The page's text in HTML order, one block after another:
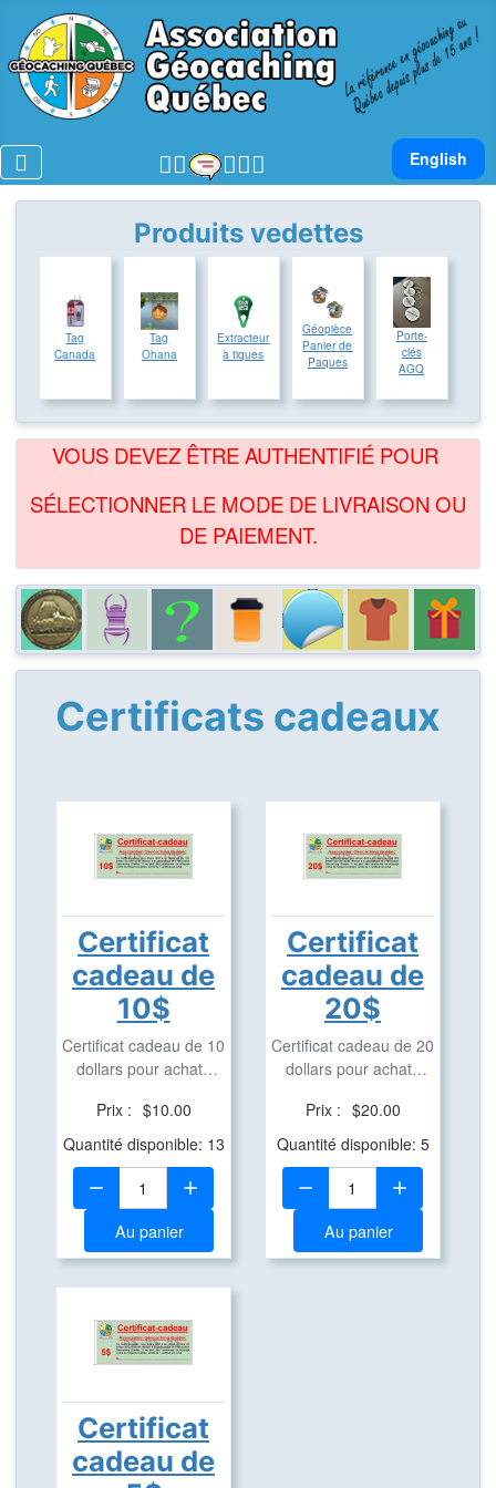
Sélectionnez
English
Produits vedettes
Tag
Canada
Tag
Ohana
Extracteur
à tiques
Géopièce
Panier de
Paques
Porte-
clés
AGQ
VOUS DEVEZ ÊTRE AUTHENTIFIÉ POUR
SÉLECTIONNER LE MODE DE LIVRAISON OU
DE PAIEMENT.
Certificats cadeaux
Certificat
cadeau de
10$
Certificat cadeau de 10
dollars pour achats
Prix : $10.00
Quantité disponible: 13
Quantité:
Au panier
Certificat
cadeau de
20$
Certificat cadeau de 20
dollars pour achats
Prix : $20.00
Quantité disponible: 5
Quantité:
Au panier
Certificat
cadeau de